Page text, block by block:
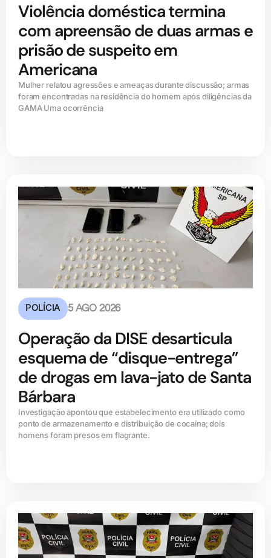
Violência doméstica termina
com apreensão de duas armas e
prisão de suspeito em
Americana
Mulher relatou agressões e ameaças durante discussão; armas
foram encontradas na residência do homem após diligências da
GAMA Uma ocorrência
POLÍCIA 5 AGO 2026
Operação da DISE desarticula
esquema de “disque-entrega”
de drogas em lava-jato de Santa
Bárbara
Investigação apontou que estabelecimento era utilizado como
ponto de armazenamento e distribuição de cocaína; dois
homens foram presos em flagrante.